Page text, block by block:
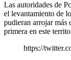
Las autoridades de
el levantamiento de
pudieran arrojar más
primera en este
https://